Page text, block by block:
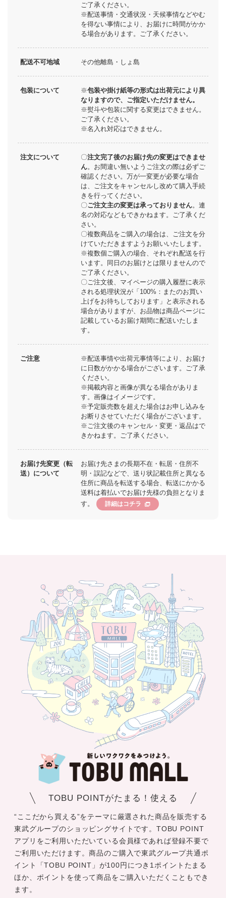
ご了承ください。
※配送事情・交通状況・天候事情などやむ
を得ない事情により、お届けに時間がかか
る場合があります。ご了承ください。
配送不可地域 その他離島・しょ島
包装について ※包装や掛け紙等の形式は出荷元により異
なりますので、ご指定いただけません。
※熨斗や包装に関する変更はできません。
ご了承ください。
※名入れ対応はできません。
注文について 〇注文完了後のお届け先の変更はできませ
ん。お間違い無いようご注文の際は必ずご
確認ください。万が一変更が必要な場合
は、ご注文をキャンセルし改めて購入手続
きを行ってください。
〇ご注文主の変更は承っておりません。連
名の対応などもできかねます。ご了承くだ
さい。
〇複数商品をご購入の場合は、ご注文を分
けていただきますようお願いいたします。
※複数個ご購入の場合、それぞれ配送を行
います。同日のお届けとは限りませんので
ご了承ください。
〇ご注文後、マイページの購入履歴に表示
される処理状況が「100%：またのお買い
上げをお待ちしております」と表示される
場合がありますが、お品物は商品ページに
記載しているお届け期間に配送いたしま
す。
ご注意
※配送事情や出荷元事情等により、お届け
に日数がかかる場合がございます。ご了承
ください。
※掲載内容と画像が異なる場合がありま
す。画像はイメージです。
※予定販売数を超えた場合はお申し込みを
お断りさせていただく場合がございます。
※ご注文後のキャンセル・変更・返品はで
きかねます。ご了承ください。
お届け先変更（転
送）について
お届け先さまの長期不在・転居・住所不
明・誤記などで、送り状記載住所と異なる
住所に商品を転送する場合、転送にかかる
送料は着払いでお届け先様の負担となりま
す。
詳細はコチラ
TOBU POINTがたまる！使える
“ここだから買える”をテーマに厳選された商品を販売する
東武グループのショッピングサイトです。TOBU POINT
アプリをご利用いただいている会員様であれば登録不要で
ご利用いただけます。商品のご購入で東武グループ共通ポ
イント「TOBU POINT」が100円につき1ポイントたまる
ほか、ポイントを使って商品をご購入いただくこともでき
ます。